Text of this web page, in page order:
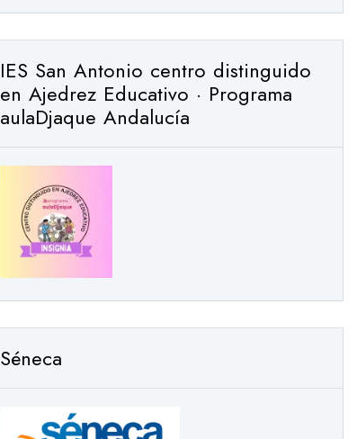
IES San Antonio centro distinguido
en Ajedrez Educativo · Programa
aulaDjaque Andalucía
Séneca